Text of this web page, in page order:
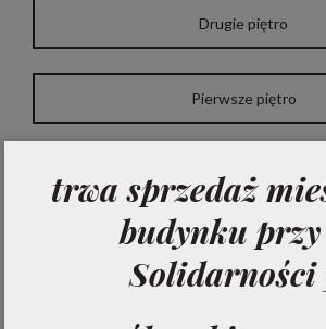
Drugie piętro
Pierwsze piętro
Trzecie piętro
Zobacz pełną
trwa sprzedaż
budynku
Solidarności